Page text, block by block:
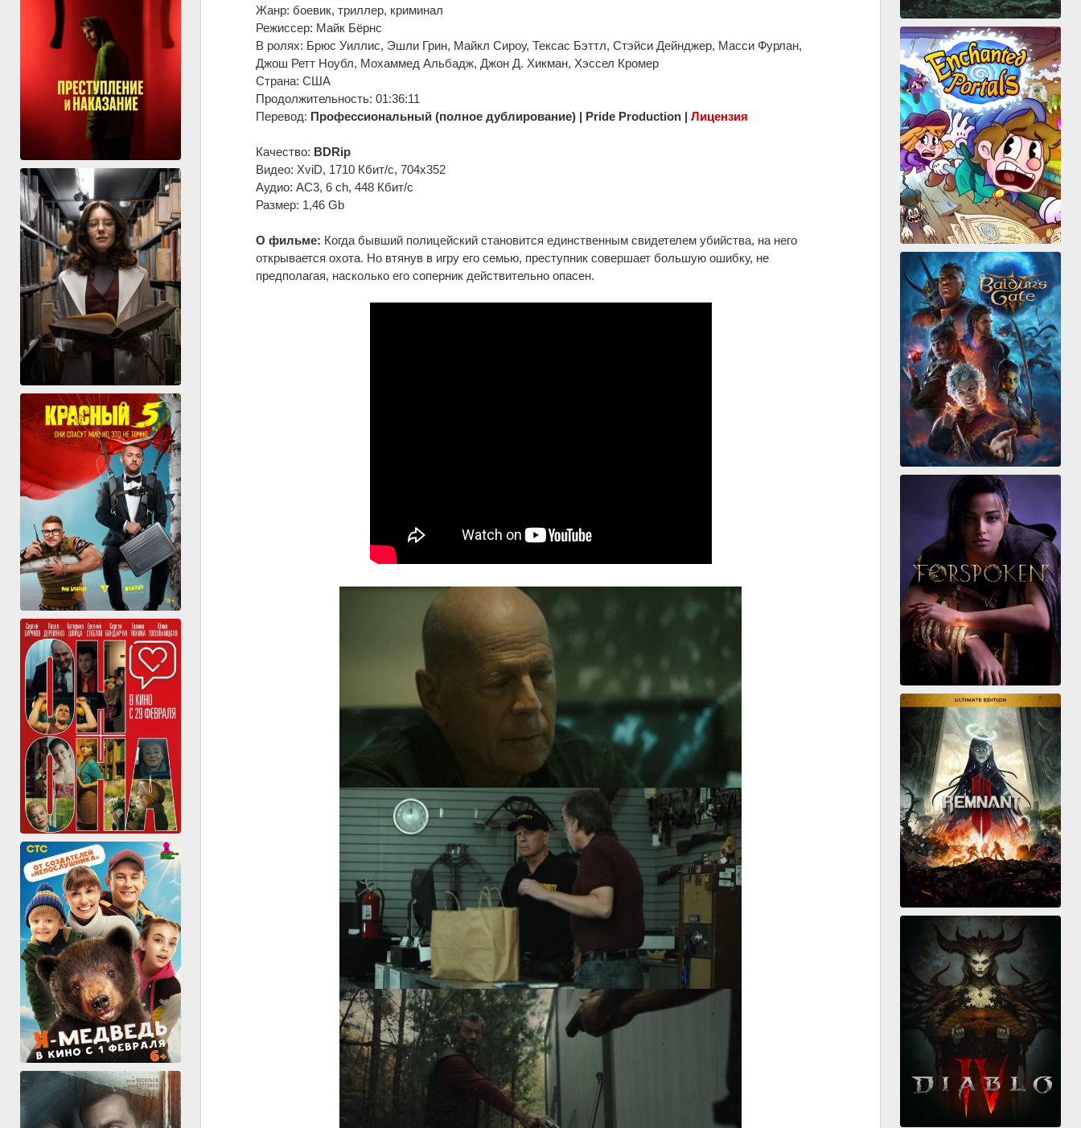
Жанр: боевик, триллер, криминал
Режиссер: Майк Бёрнс
В ролях: Брюс Уиллис, Эшли Грин, Майкл Сироу, Тексас Бэттл, Стэйси Дейнджер, Масси Фурлан,
Джош Ретт Ноубл, Мохаммед Альбадж, Джон Д. Хикман, Хэссел Кромер
Страна: США
Продолжительность: 01:36:11
Перевод: Профессиональный (полное дублирование) | Pride Production | Лицензия
Качество: BDRip
Видео: XviD, 1710 Кбит/с, 704x352
Аудио: AC3, 6 ch, 448 Кбит/с
Размер: 1,46 Gb
О фильме: Когда бывший полицейский становится единственным свидетелем убийства, на него
открывается охота. Но втянув в игру его семью, преступник совершает большую ошибку, не
предполагая, насколько его соперник действительно опасен.